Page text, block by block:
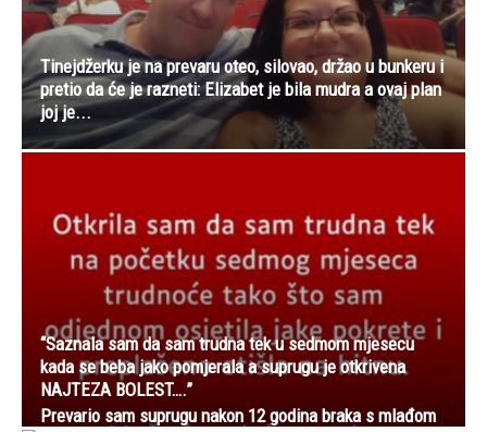
Tinejdžerku je na prevaru oteo, silovao, držao u bunkeru i
pretio da će je razneti: Elizabet je bila mudra a ovaj plan
joj je...
“Saznala sam da sam trudna tek u sedmom mjesecu
kada se beba jako pomjerala a suprugu je otkrivena
NAJTEZA BOLEST….”
Prevario sam suprugu nakon 12 godina braka s mlađom